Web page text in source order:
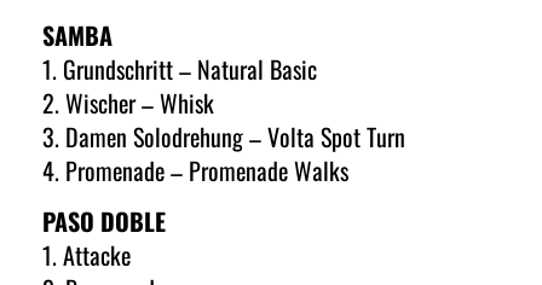
SAMBA
1. Grundschritt – Natural Basic
2. Wischer – Whisk
3. Damen Solodrehung – Volta Spot Turn
4. Promenade – Promenade Walks
PASO DOBLE
1. Attacke